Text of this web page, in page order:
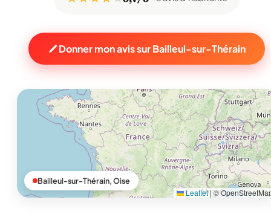
Donner mon avis sur Bailleul-sur-Thérain
Leaflet|©
Bailleul-sur-Thérain, Oise